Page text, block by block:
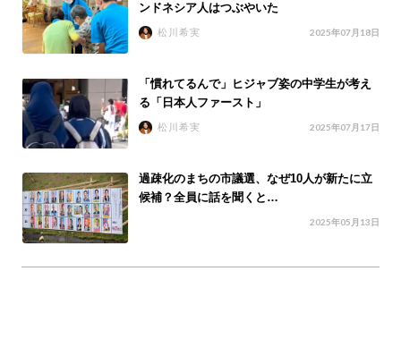
ンドネシア人はつぶやいた
松川希実 2025年07月18日
「慣れてるんで」ヒジャブ姿の中学生が考え
る「日本人ファースト」
松川希実 2025年07月17日
過疎化のまちの市議選、なぜ10人が新たに立
候補？全員に話を聞くと…
2025年05月13日